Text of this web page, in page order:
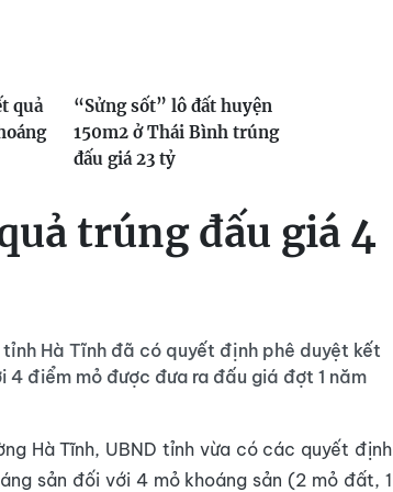
quả
“Sửng sốt” lô đất huyện
150m2 ở Thái Bình trúng
đấu giá 23 tỷ
trúng đấu giá 4
Hà Tĩnh đã có quyết định phê duyệt kết
điểm mỏ được đưa ra đấu giá đợt 1 năm
Hà Tĩnh, UBND tỉnh vừa có các quyết định
sản đối với 4 mỏ khoáng sản (2 mỏ đất, 1